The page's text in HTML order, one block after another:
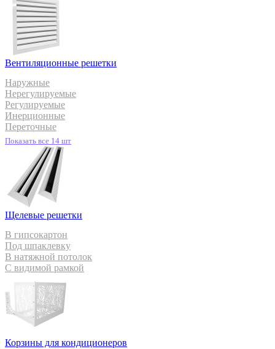
Вентиляционные решетки
Наружные
Нерегулируемые
Регулируемые
Инерционные
Переточные
Показать все 14 шт
Щелевые решетки
В гипсокартон
Под шпаклевку
В натяжной потолок
С видимой рамкой
Корзины для кондиционеров